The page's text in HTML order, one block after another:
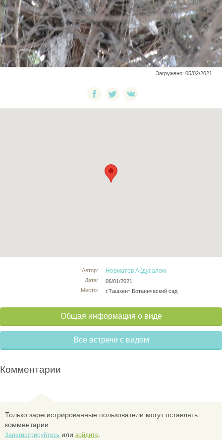
Загружено: 05/02/2021
Автор:
Дата:
Место:
Норматов Абдусалом
06/01/2021
г.Ташкент Ботанический сад
Общая информация о виде
Все встречи с видом
Комментарии
Только зарегистрированные пользователи могут оставлять
комментарии.
Зарегистрируйтесь или войдите